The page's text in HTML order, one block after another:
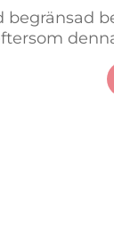
begränsad